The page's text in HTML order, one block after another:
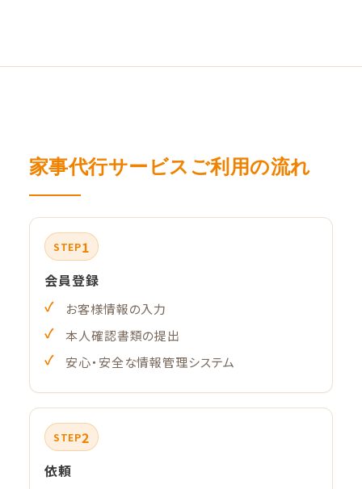
家事代行サービスご利用の流れ
STEP1
会員登録
お客様情報の入力
本人確認書類の提出
安心・安全な情報管理システム
STEP2
依頼